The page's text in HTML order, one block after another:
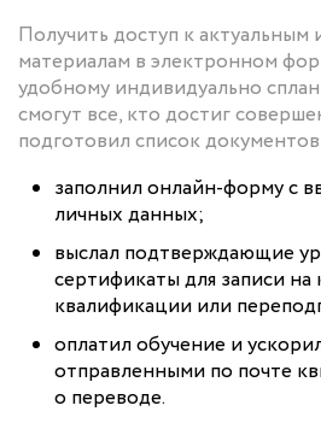
Получить доступ к
материалам в электронном
удобному индивидуально
смогут все, кто достиг
подготовил список
заполнил онлайн-форму с
личных данных;
выслал подтверждающие
сертификаты для записи
квалификации или
оплатил обучение и
отправленными по почте
о переводе.